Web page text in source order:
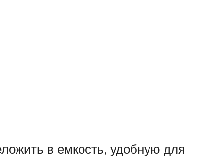
в емкость, удобную для